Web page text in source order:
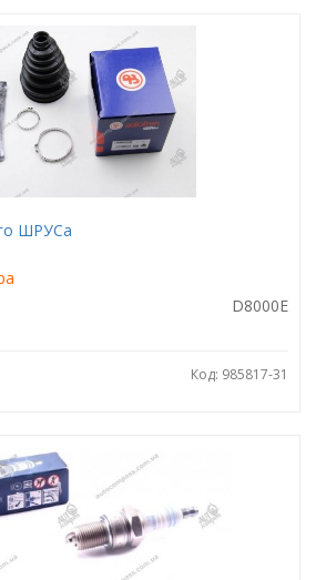
ШРУСа
D8000E
Код: 985817-31